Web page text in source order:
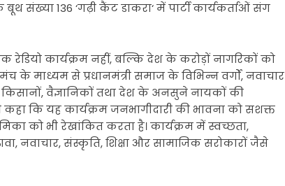
संख्या 136 ‘गढ़ी कैंट डाकरा‘ में पार्टी कार्यकर्ताओं संग
कार्यक्रम नहीं, बल्कि देश के करोड़ों नागरिकों को
माध्यम से प्रधानमंत्री समाज के विभिन्न वर्गों, नवाचार
वैज्ञानिकों तथा देश के अनसुने नायकों की
कि यह कार्यक्रम जनभागीदारी की भावना को सशक्त
को भी रेखांकित करता है। कार्यक्रम में स्वच्छता,
नवाचार, संस्कृति, शिक्षा और सामाजिक सरोकारों जैसे